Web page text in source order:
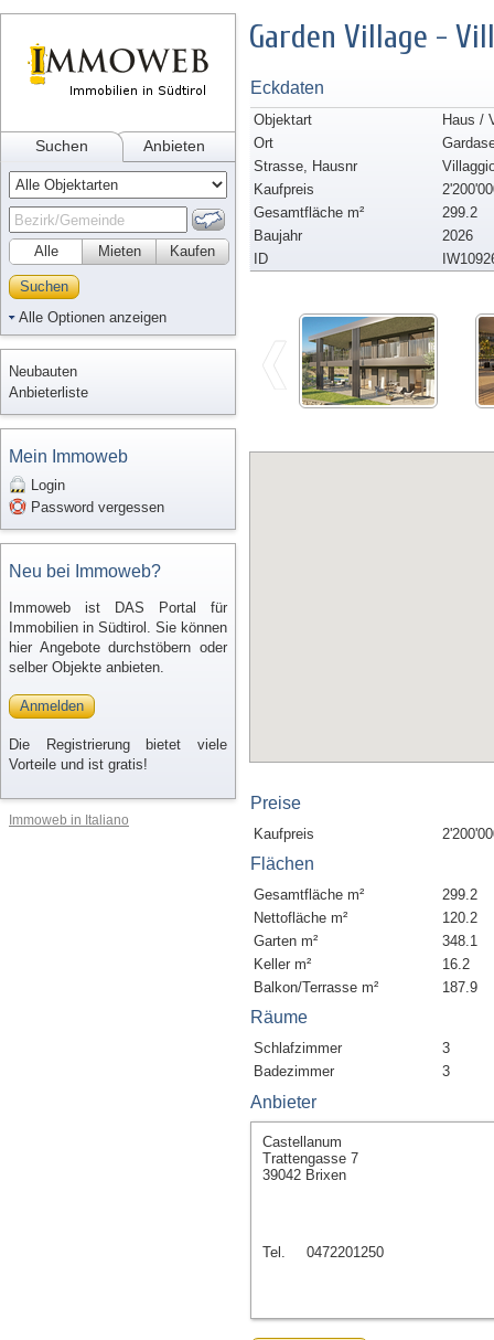
Suchen Anbieten
Alle Kaufen
Mieten
Suchen
Alle Optionen anzeigen
Neubauten
Anbieterliste
Mein Immoweb
Login
Password vergessen
Neu bei Immoweb?
Immoweb ist DAS Portal für
Immobilien in Südtirol. Sie können
hier Angebote durchstöbern oder
selber Objekte anbieten.
Anmelden
Die Registrierung bietet viele
Vorteile und ist gratis!
Immoweb in Italiano
Garden Village -
Eckdaten
Objektart
Haus /
Ort
Strasse, Hausnr
Kaufpreis
Gesamtfläche m²
299.2
Baujahr
2026
ID
Preise
Kaufpreis
Flächen
Gesamtfläche m²
299.2
Nettofläche m²
120.2
Garten m²
348.1
Keller m²
16.2
Balkon/Terrasse m²
187.9
Räume
Schlafzimmer
3
Badezimmer
3
Anbieter
Castellanum
Trattengasse 7
39042 Brixen
Tel. 0472201250